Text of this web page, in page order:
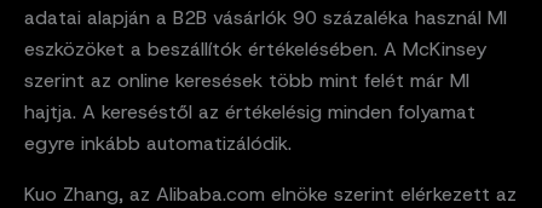
adatai alapján a B2B vásárlók 90 százaléka használ MI
eszközöket a beszállítók értékelésében. A McKinsey
szerint az online keresések több mint felét már MI
hajtja. A kereséstől az értékelésig minden folyamat
egyre inkább automatizálódik.
Kuo Zhang, az Alibaba.com elnöke szerint elérkezett az